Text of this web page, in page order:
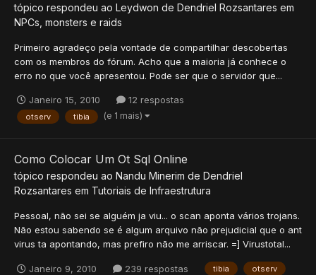
tópico respondeu ao Leydwon de Dendriel Rozsantares em
NPCs, monsters e raids
Primeiro agradeço pela vontade de compartilhar descobertas
com os membros do fórum. Acho que a maioria já conhece o
erro no que você apresentou. Pode ser que o servidor que...
Janeiro 15, 2010 12 respostas
otserv tibia (e 1 mais)
Como Colocar Um Ot Sql Online
tópico respondeu ao Nandu Minerim de Dendriel
Rozsantares em Tutoriais de Infraestrutura
Pessoal, não sei se alguém ja viu... o scan aponta vários trojans.
Não estou sabendo se é algum arquivo não prejudicial que o ant
virus ta apontando, mas prefiro não me arriscar. =] Virustotal...
Janeiro 9, 2010 239 respostas tibia otserv